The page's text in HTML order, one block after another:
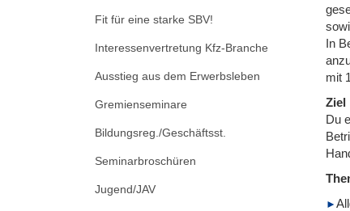
Fit für eine starke SBV!
Interessenvertretung Kfz-Branche
Ausstieg aus dem Erwerbsleben
Gremienseminare
Bildungsreg./Geschäftsst.
Seminarbroschüren
Jugend/JAV
In
mit
Ziel
Du